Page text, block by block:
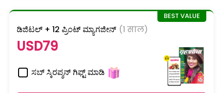
ಡಿಜಿಟಲ್ + 12 ಪ್ರಿಂಟ್ ಮ್ಯಾಗಜೀನ್ (1 साल)
USD79
ಸಬ್ ಸ್ಕಿರಪ್ಶನ್ ಗಿಫ್ಟ್ ಮಾಡಿ